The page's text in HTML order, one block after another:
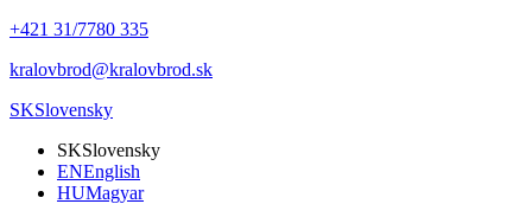
+421 31/7780 335
kralovbrod@kralovbrod.sk
SKSlovensky
SKSlovensky
ENEnglish
HUMagyar